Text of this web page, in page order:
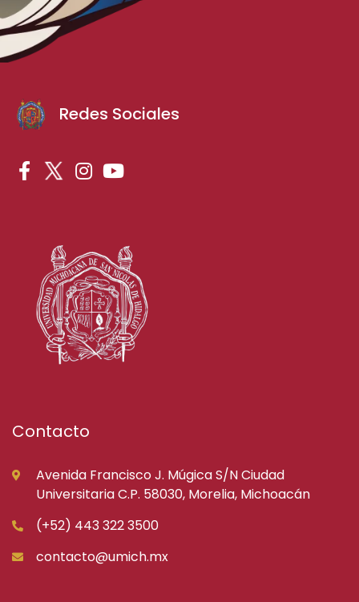
Redes Sociales
Contacto
Avenida Francisco J. Múgica S/N Ciudad
Universitaria C.P. 58030, Morelia, Michoacán
(+52) 443 322 3500
contacto@umich.mx